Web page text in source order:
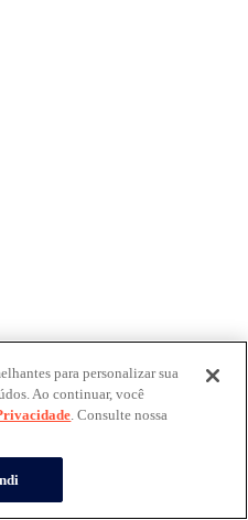
para personalizar sua
Ao continuar, você
. Consulte nossa